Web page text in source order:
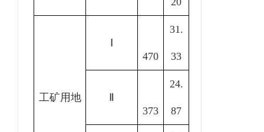
工矿用地
470
31.
33
373
24.
87